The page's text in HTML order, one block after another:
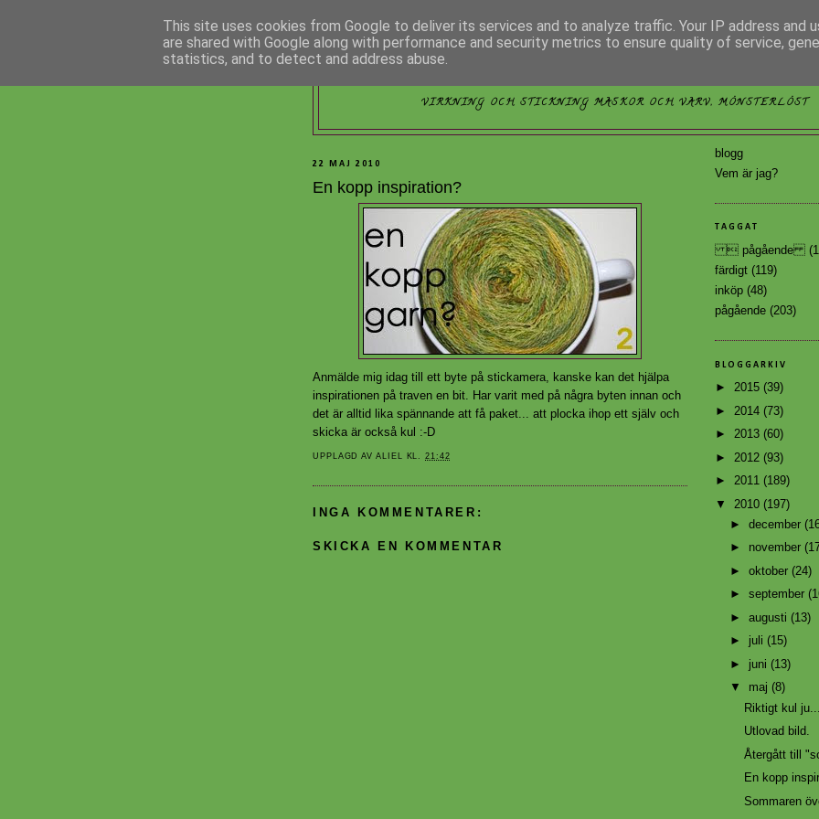
VIRKNING OCH STICKNING MASKOR OCH VARV, MÖNSTERLÖST
22 MAJ 2010
En kopp inspiration?
Anmälde mig idag till ett byte på stickamera, kanske kan det hjälpa
inspirationen på traven en bit. Har varit med på några byten innan och
det är alltid lika spännande att få paket... att plocka ihop ett själv och
skicka är också kul :-D
UPPLAGD AVALIEL KL.21:42
INGA KOMMENTARER:
SKICKA EN KOMMENTAR
blogg
Vem är jag?
TAGGAT
 pågående
färdigt (119)
inköp (48)
pågående (203)
BLOGGARKIV
► 2015 (39)
► 2014 (73)
► 2013 (60)
► 2012 (93)
► 2011 (189)
▼ 2010 (197)
► december
► november
► oktober (24)
► september
► augusti (13)
► juli (15)
► juni (13)
▼ maj (8)
Riktigt kul ju...
Utlovad bild.
Återgått till
En kopp
Sommaren
This site uses cookies from Google to deliver its services and to analyze traffic. Your IP address and
are shared with Google along with performance and security metrics to ensure quality of service,
statistics, and to detect and address abuse.